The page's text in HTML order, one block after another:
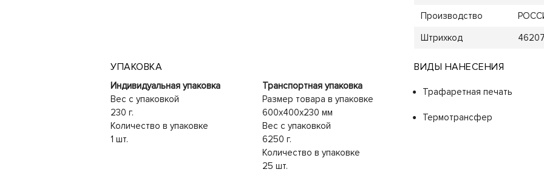
Производство
Штрихкод
УПАКОВКА
Индивидуальная упаковка
Вес с упаковкой
230 г.
Количество в упаковке
1 шт.
Транспортная упаковка
Размер товара в упаковке
600x400x230 мм
Вес с упаковкой
6250 г.
Количество в упаковке
25 шт.
ВИДЫ НАНЕСЕНИЯ
Трафаретная печать
Термотрансфер